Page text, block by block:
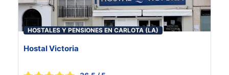
HOSTALES Y PENSIONES EN CARLOTA (LA)
Hostal Victoria